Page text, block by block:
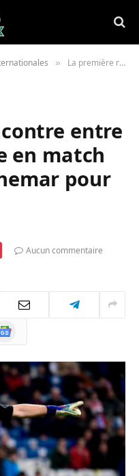
» La première rencontre entre les frères Zidane en match tourne au cauchemar pour Luca
entre
en match
pour
Aucun commentaire
News